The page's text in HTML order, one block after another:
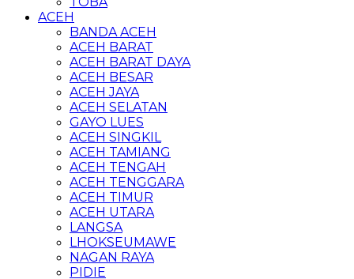
ACEH
BANDA ACEH
ACEH BARAT
ACEH BARAT DAYA
ACEH BESAR
ACEH JAYA
ACEH SELATAN
GAYO LUES
ACEH SINGKIL
ACEH TAMIANG
ACEH TENGAH
ACEH TENGGARA
ACEH TIMUR
ACEH UTARA
LANGSA
LHOKSEUMAWE
NAGAN RAYA
PIDIE